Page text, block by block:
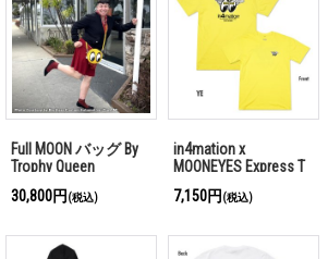
Full MOON バッグ By
Trophy Queen
30,800円 (税込)
in4mation x
MOONEYES Express T
シャツ
7,150円 (税込)